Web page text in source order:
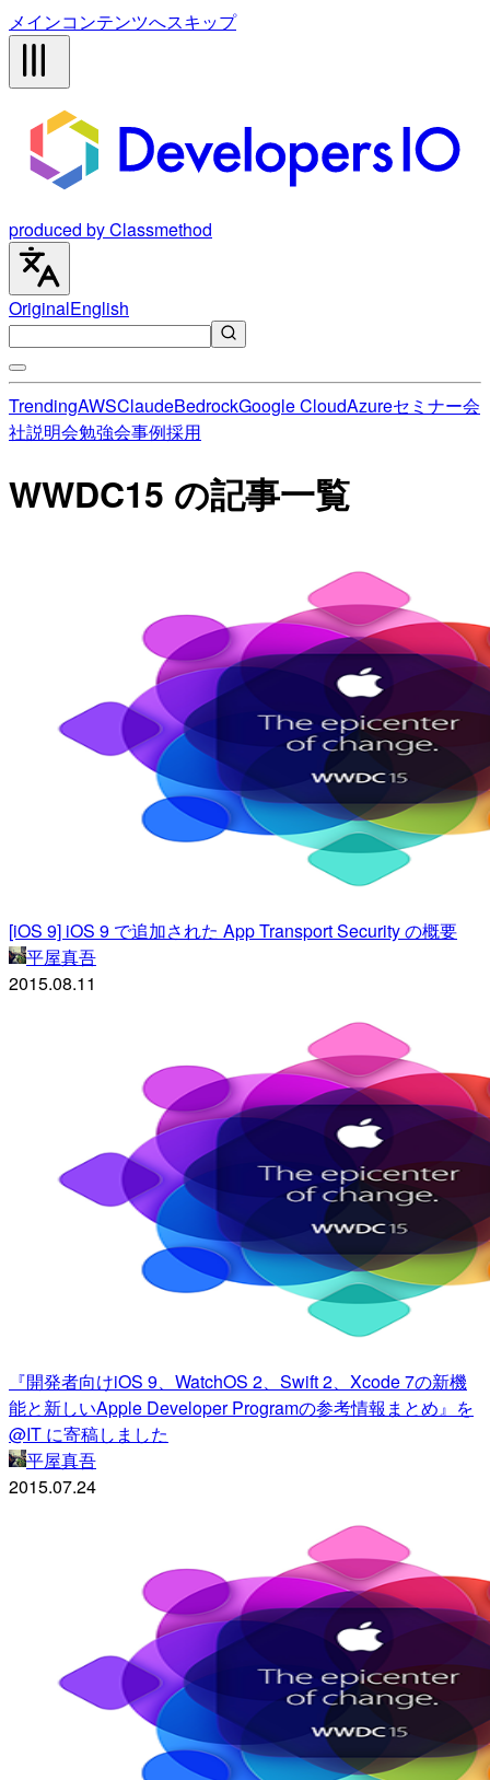
メインコンテンツへスキップ
produced by Classmethod
OriginalEnglish
TrendingAWSClaudeBedrockGoogle CloudAzureセミナー会
社説明会勉強会事例採用
WWDC15 の記事一覧
[iOS 9] iOS 9 で追加された App Transport Security の概要
平屋真吾
2015.08.11
『開発者向けiOS 9、WatchOS 2、Swift 2、Xcode 7の新機
能と新しいApple Developer Programの参考情報まとめ』を
@IT に寄稿しました
平屋真吾
2015.07.24